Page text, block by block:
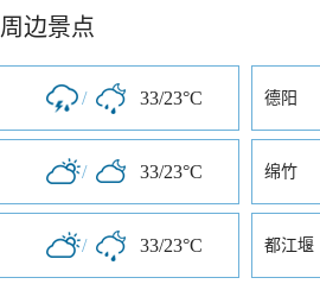
周边景点
/ 33/23°C 德阳
/ 33/23°C 绵竹
/ 33/23°C 都江堰